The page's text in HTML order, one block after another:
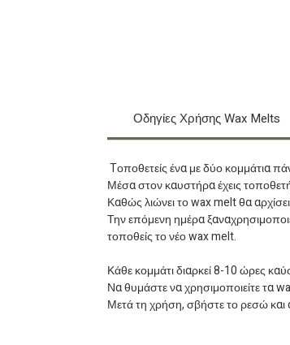
Οδηγίες Χρήσης Wax Melts
Tοποθετείς ένα με δύο κομμάτια
Μέσα στον καυστήρα έχεις
Καθώς λιώνει το wax melt θα
Την επόμενη ημέρα
τοποθείς το νέο wax melt.
Κάθε κομμάτι διαρκεί 8-10 ώρες
Να θυμάστε να χρησιμοποιείτε τα
Μετά τη χρήση, σβήστε το ρεσώ και